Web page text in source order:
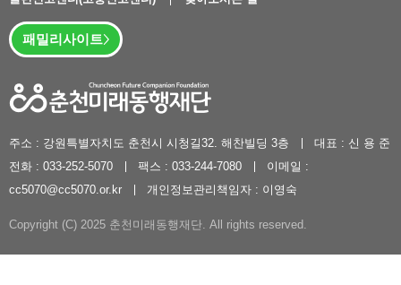
패밀리사이트
주소 : 강원특별자치도 춘천시 시청길32. 해찬빌딩 3층
대표 : 신 용 준
전화 : 033-252-5070
팩스 : 033-244-7080
이메일 :
cc5070@cc5070.or.kr
개인정보관리책임자 : 이영숙
Copyright (C) 2025 춘천미래동행재단. All rights reserved.